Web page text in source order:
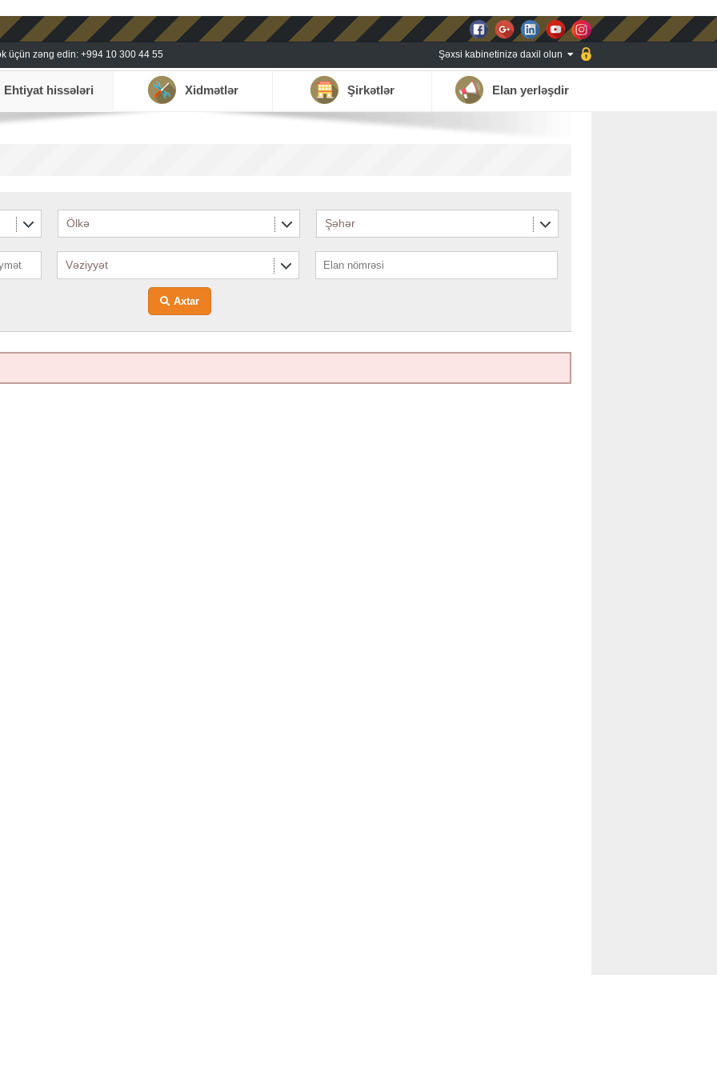
üçün zəng edin: +994 10 300 44 55 Şəxsi kabinetinizə daxil olun
Ehtiyat hissələri Xidmətlər Şirkətlər Elan yerləşdir
Ölkə Şəhər
Vəziyyət
Axtar